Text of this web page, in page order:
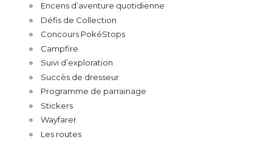
Encens d’aventure quotidienne
Défis de Collection
Concours PokéStops
Campfire
Suivi d’exploration
Succès de dresseur
Programme de parrainage
Stickers
Wayfarer
Les routes